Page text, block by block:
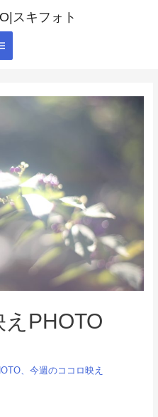
スキフォト
PHOTO
、 今週のココロ映え